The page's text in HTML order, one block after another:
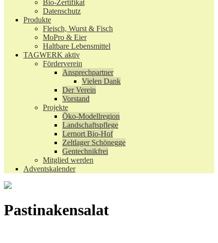
Bio-Zertifikat
Datenschutz
Produkte
Fleisch, Wurst & Fisch
MoPro & Eier
Haltbare Lebensmittel
TAGWERK aktiv
Förderverein
Ansprechpartner
Vielen Dank
Der Verein
Vorstand
Projekte
Öko-Modellregion
Landschaftspflege
Lernort Bio-Hof
Zeltlager Schönegge
Gentechnikfrei
Mitglied werden
Adventskalender
Pastinakensalat